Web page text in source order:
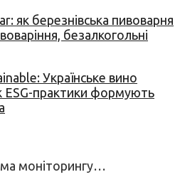
як березнівська пивоварня
безалкогольні
Українське вино
ESG-практики формують
моніторингу…